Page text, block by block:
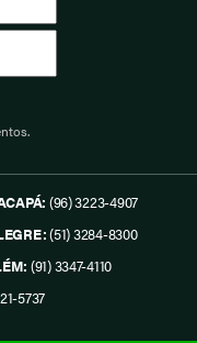
(96) 3223-4907
(51) 3284-8300
(91) 3347-4110
5737